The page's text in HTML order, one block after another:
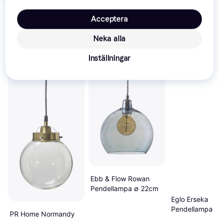
Relaterade produkter
Vi har plockat fram ett urval av produkter som kanske skulle
PR Home Normandy
Ebb & Flow Rowan
Pendellampa ∅ 22cm
Eglo Erseka
Pendellampa ∅
Neka alla
Acceptera
Inställningar